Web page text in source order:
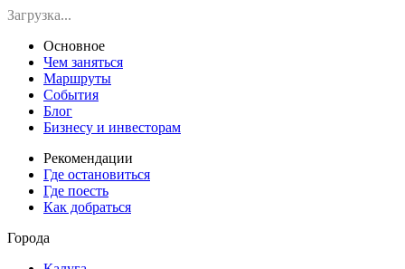
Загрузка...
Основное
Чем заняться
Маршруты
События
Блог
Бизнесу и инвесторам
Рекомендации
Где остановиться
Где поесть
Как добраться
Города